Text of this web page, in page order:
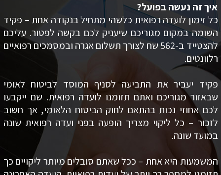
איך זה נעשה בפועל?
כל זימון לועדה רפואית כלשהי מתחיל בנקודה אחת – פקיד
השומה במקום מגוריכם שיעניק לכם בקשה לפטור. עליכם
להצטייד ב-562 שח לצורך תשלום אגרה ובמסמכים רפואיים
רלוונטים.
פקיד יעביר את התביעה לסניף המוסד לביטוח לאומי
שבאזור מגוריכם ואתם תזומנו לועדה רפואית. שם ייקבעו
לכם אחוזי נכות בהתאם לחוק הביטוח הלאומי, אך חשוב
לזכור – כל ליקוי מצריך הופעה בפני ועדה רפואית שונה
במועד שונה.
המשמעות היא אחת – ככל שאתם סובלים מיותר ליקויים כך